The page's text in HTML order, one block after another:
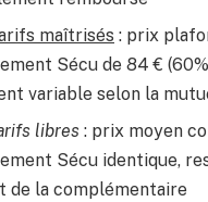
maîtrisés : prix
Sécu de 84 €
variable selon la
libres : prix moyen
Sécu identique,
de la complémentaire